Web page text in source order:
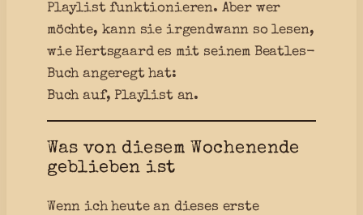
Playlist funktionieren. Aber wer
möchte, kann sie irgendwann so lesen,
wie Hertsgaard es mit seinem Beatles-
Buch angeregt hat:
Buch auf, Playlist an.
Was von diesem Wochenende
geblieben ist
Wenn ich heute an dieses erste